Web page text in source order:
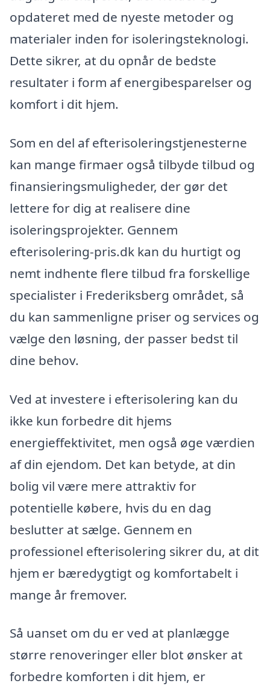
opdateret med de nyeste metoder og
materialer inden for isoleringsteknologi.
Dette sikrer, at du opnår de bedste
resultater i form af energibesparelser og
komfort i dit hjem.
Som en del af efterisoleringstjenesterne
kan mange firmaer også tilbyde tilbud og
finansieringsmuligheder, der gør det
lettere for dig at realisere dine
isoleringsprojekter. Gennem
efterisolering-pris.dk kan du hurtigt og
nemt indhente flere tilbud fra forskellige
specialister i Frederiksberg området, så
du kan sammenligne priser og services og
vælge den løsning, der passer bedst til
dine behov.
Ved at investere i efterisolering kan du
ikke kun forbedre dit hjems
energieffektivitet, men også øge værdien
af din ejendom. Det kan betyde, at din
bolig vil være mere attraktiv for
potentielle købere, hvis du en dag
beslutter at sælge. Gennem en
professionel efterisolering sikrer du, at dit
hjem er bæredygtigt og komfortabelt i
mange år fremover.
Så uanset om du er ved at planlægge
større renoveringer eller blot ønsker at
forbedre komforten i dit hjem, er